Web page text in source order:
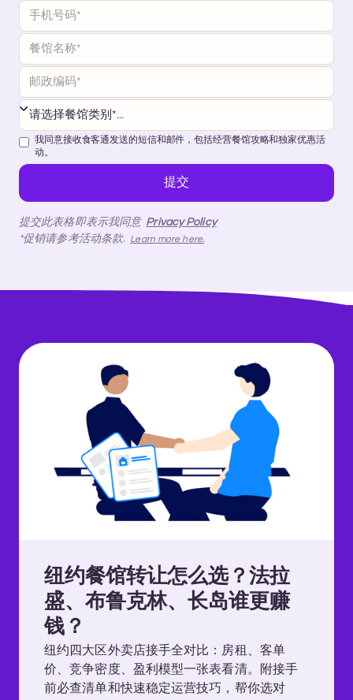
我同意接收食客通发送的短信和邮件，包括经营餐馆攻略和独家优惠活
动。
提交此表格即表示我同意 Privacy Policy
*促销请参考活动条款. Learn more here.
纽约餐馆转让怎么选？法拉
盛、布鲁克林、长岛谁更赚
钱？
纽约四大区外卖店接手全对比：房租、客单
价、竞争密度、盈利模型一张表看清。附接手
前必查清单和快速稳定运营技巧，帮你选对